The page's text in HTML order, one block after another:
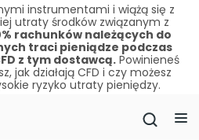
instrumentami i wiążą się z
utraty środków związanym z
% rachunków należących do
traci pieniądze podczas
z tym dostawcą.Powinieneś
jak działają CFD i czy możesz
ryzyko utraty pieniędzy.